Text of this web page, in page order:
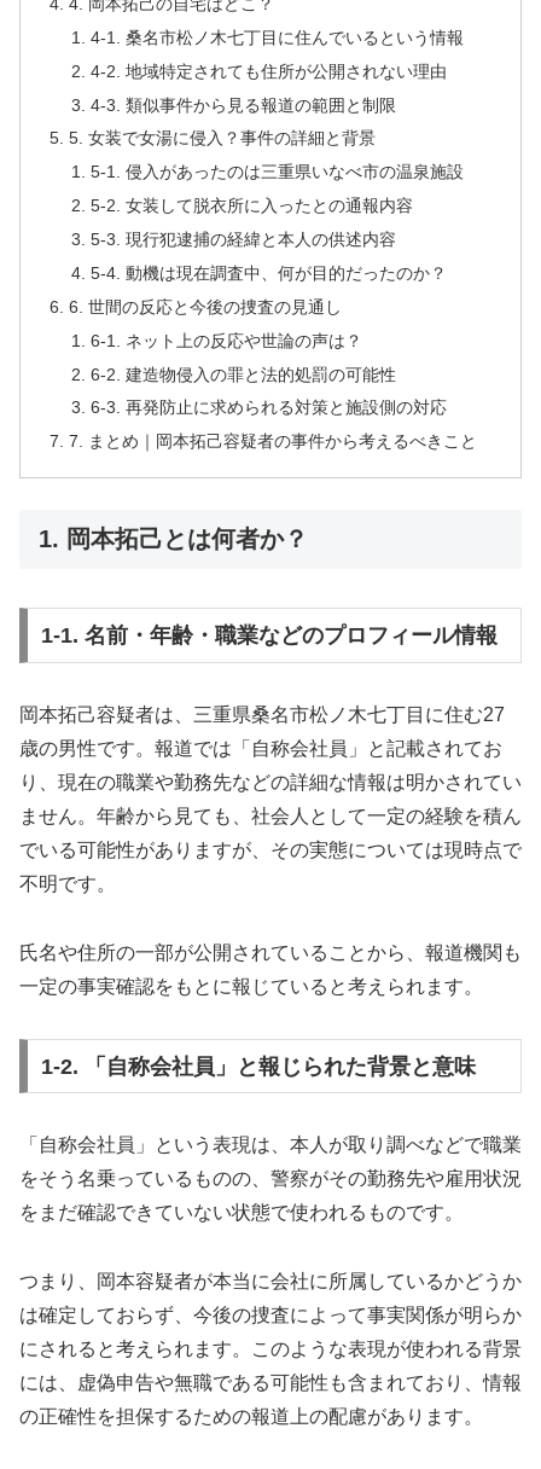
4-1. 桑名市松ノ木七丁目に住んでいるという情報
4-2. 地域特定されても住所が公開されない理由
4-3. 類似事件から見る報道の範囲と制限
5. 女装で女湯に侵入？事件の詳細と背景
5-1. 侵入があったのは三重県いなべ市の温泉施設
5-2. 女装して脱衣所に入ったとの通報内容
5-3. 現行犯逮捕の経緯と本人の供述内容
5-4. 動機は現在調査中、何が目的だったのか？
6. 世間の反応と今後の捜査の見通し
6-1. ネット上の反応や世論の声は？
6-2. 建造物侵入の罪と法的処罰の可能性
6-3. 再発防止に求められる対策と施設側の対応
7. まとめ｜岡本拓己容疑者の事件から考えるべきこと
1. 岡本拓己とは何者か？
1-1. 名前・年齢・職業などのプロフィール情報
岡本拓己容疑者は、三重県桑名市松ノ木七丁目に住む27
歳の男性です。報道では「自称会社員」と記載されてお
り、現在の職業や勤務先などの詳細な情報は明かされてい
ません。年齢から見ても、社会人として一定の経験を積ん
でいる可能性がありますが、その実態については現時点で
不明です。
氏名や住所の一部が公開されていることから、報道機関も
一定の事実確認をもとに報じていると考えられます。
1-2. 「自称会社員」と報じられた背景と意味
「自称会社員」という表現は、本人が取り調べなどで職業
をそう名乗っているものの、警察がその勤務先や雇用状況
をまだ確認できていない状態で使われるものです。
つまり、岡本容疑者が本当に会社に所属しているかどうか
は確定しておらず、今後の捜査によって事実関係が明らか
にされると考えられます。このような表現が使われる背景
には、虚偽申告や無職である可能性も含まれており、情報
の正確性を担保するための報道上の配慮があります。